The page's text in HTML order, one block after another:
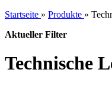
Startseite » Produkte »
Aktueller Filter
Technische